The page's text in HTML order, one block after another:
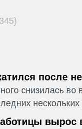
после
снизилась во
вырос